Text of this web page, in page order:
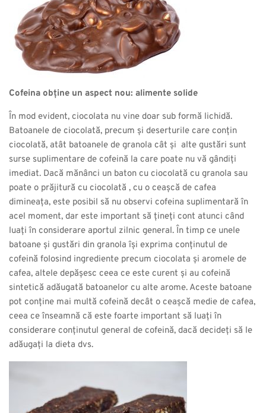
Cofeina obține un aspect nou: alimente solide
În mod evident, ciocolata nu vine doar sub formă lichidă.
Batoanele de ciocolată, precum și deserturile care conțin
ciocolată, atât batoanele de granola cât și alte gustări sunt
surse suplimentare de cofeină la care poate nu vă gândiți
imediat. Dacă mănânci un baton cu ciocolată cu granola sau
poate o prăjitură cu ciocolată , cu o ceașcă de cafea
dimineața, este posibil să nu observi cofeina suplimentară în
acel moment, dar este important să țineți cont atunci când
luați în considerare aportul zilnic general. În timp ce unele
batoane și gustări din granola își exprima conținutul de
cofeină folosind ingrediente precum ciocolata și aromele de
cafea, altele depășesc ceea ce este curent și au cofeină
sintetică adăugată batoanelor cu alte arome. Aceste batoane
pot conține mai multă cofeină decât o ceașcă medie de cafea,
ceea ce înseamnă că este foarte important să luați în
considerare conținutul general de cofeină, dacă decideți să le
adăugați la dieta dvs.